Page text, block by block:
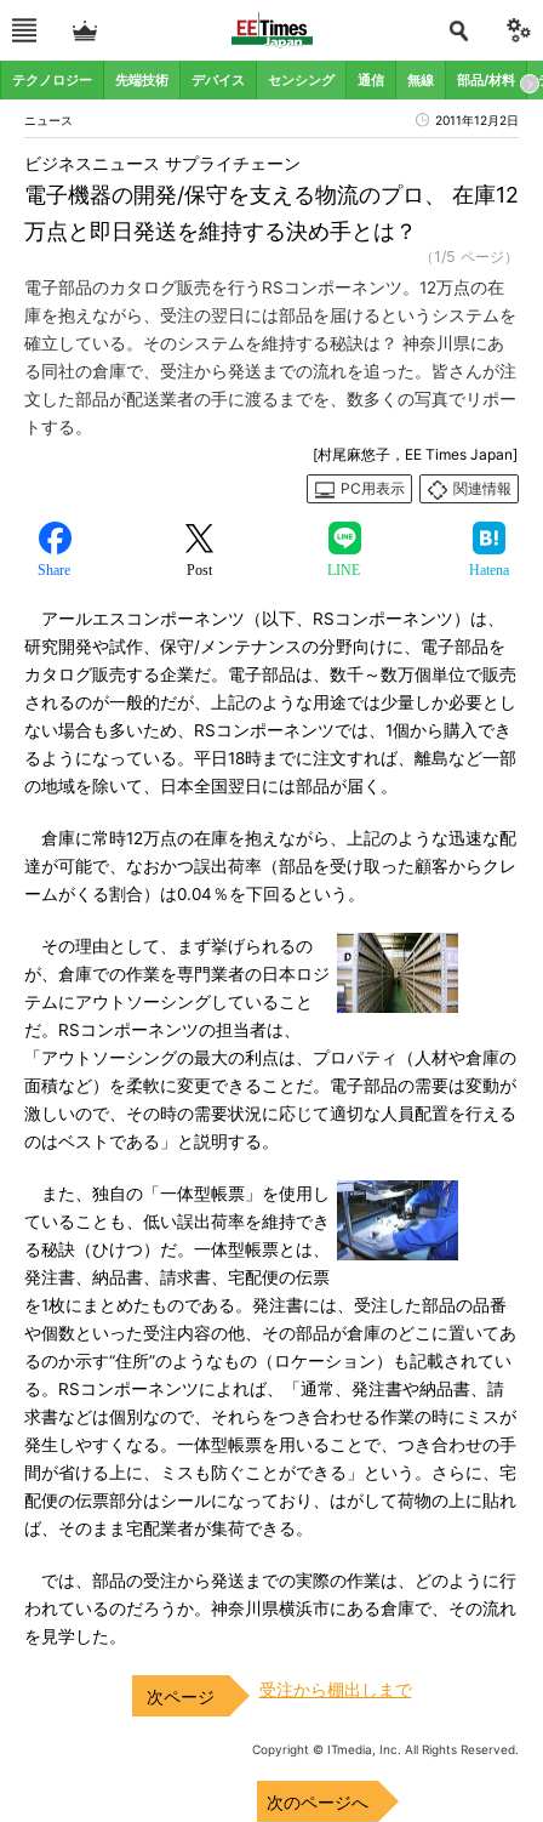
テクノロジー 先端技術 デバイス センシング 通信 無線 部品/材料
ニュース 2011年12月2日
電子機器の開発/保守を支える物流のプロ、 在庫12
万点と即日発送を維持する決め手とは？
ビジネスニュース サプライチェーン
（1/5 ページ）
電子部品のカタログ販売を行うRSコンポーネンツ。12万点の在
庫を抱えながら、受注の翌日には部品を届けるというシステムを
確立している。そのシステムを維持する秘訣は？ 神奈川県にあ
る同社の倉庫で、受注から発送までの流れを追った。皆さんが注
文した部品が配送業者の手に渡るまでを、数多くの写真でリポー
トする。
[村尾麻悠子，EE Times Japan]
PC用表示
関連情報
Share Post LINE Hatena
アールエスコンポーネンツ（以下、RSコンポーネンツ）は、
研究開発や試作、保守/メンテナンスの分野向けに、電子部品を
カタログ販売する企業だ。電子部品は、数千～数万個単位で販売
されるのが一般的だが、上記のような用途では少量しか必要とし
ない場合も多いため、RSコンポーネンツでは、1個から購入でき
るようになっている。平日18時までに注文すれば、離島など一部
の地域を除いて、日本全国翌日には部品が届く。
倉庫に常時12万点の在庫を抱えながら、上記のような迅速な配
達が可能で、なおかつ誤出荷率（部品を受け取った顧客からクレ
ームがくる割合）は0.04％を下回るという。
その理由として、まず挙げられるの
が、倉庫での作業を専門業者の日本ロジ
テムにアウトソーシングしていること
だ。RSコンポーネンツの担当者は、
「アウトソーシングの最大の利点は、プロパティ（人材や倉庫の
面積など）を柔軟に変更できることだ。電子部品の需要は変動が
激しいので、その時の需要状況に応じて適切な人員配置を行える
のはベストである」と説明する。
また、独自の「一体型帳票」を使用し
ていることも、低い誤出荷率を維持でき
る秘訣（ひけつ）だ。一体型帳票とは、
発注書、納品書、請求書、宅配便の伝票
を1枚にまとめたものである。発注書には、受注した部品の品番
や個数といった受注内容の他、その部品が倉庫のどこに置いてあ
るのか示す“住所”のようなもの（ロケーション）も記載されてい
る。RSコンポーネンツによれば、「通常、発注書や納品書、請
求書などは個別なので、それらをつき合わせる作業の時にミスが
発生しやすくなる。一体型帳票を用いることで、つき合わせの手
間が省ける上に、ミスも防ぐことができる」という。さらに、宅
配便の伝票部分はシールになっており、はがして荷物の上に貼れ
ば、そのまま宅配業者が集荷できる。
では、部品の受注から発送までの実際の作業は、どのように行
われているのだろうか。神奈川県横浜市にある倉庫で、その流れ
を見学した。
受注から棚出しまで
Copyright © ITmedia, Inc. All Rights Reserved.
次のページへ